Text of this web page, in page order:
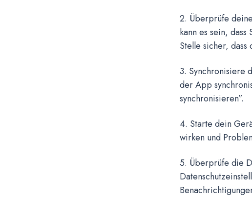
2. Überprüfe
kann es sein,
Stelle sicher,
3. Synchronisiere
der App
synchronisieren”.
4. Starte dein
wirken und
5. Überprüfe die